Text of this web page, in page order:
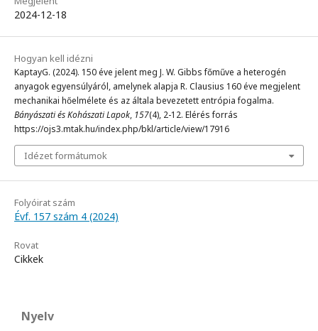
2024-12-18
Hogyan kell idézni
KaptayG. (2024). 150 éve jelent meg J. W. Gibbs főműve a heterogén
anyagok egyensúlyáról, amelynek alapja R. Clausius 160 éve megjelent
mechanikai hőelmélete és az általa bevezetett entrópia fogalma.
Bányászati és Kohászati Lapok, 157(4), 2-12. Elérés forrás
https://ojs3.mtak.hu/index.php/bkl/article/view/17916
Idézet formátumok
Folyóirat szám
Évf. 157 szám 4 (2024)
Rovat
Cikkek
Nyelv